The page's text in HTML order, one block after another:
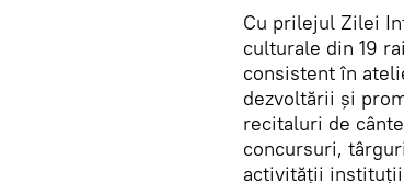
Cu prilejul Zilei
culturale din 19
consistent în
dezvoltării și
recitaluri de
concursuri,
activității